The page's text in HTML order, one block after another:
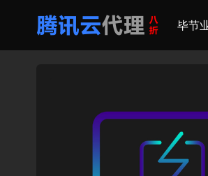
毕节